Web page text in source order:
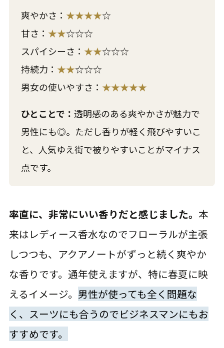
爽やかさ： ★★★★☆
甘さ： ★★☆☆☆
スパイシーさ： ★★☆☆☆
持続力： ★★☆☆☆
男女の使いやすさ： ★★★★★
ひとことで： 透明感のある爽やかさが魅力で
男性にも◎。ただし香りが軽く飛びやすいこ
と、人気ゆえ街で被りやすいことがマイナス
点です。
率直に、非常にいい香りだと感じました。 本
来はレディース香水なのでフローラルが主張
しつつも、アクアノートがずっと続く爽やか
な香りです。通年使えますが、特に春夏に映
えるイメージ。 男性が使っても全く問題な
く、スーツにも合うのでビジネスマンにもお
すすめです。